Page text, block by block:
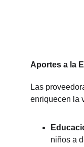
Aportes a la
Las
enriquecen la
niños a